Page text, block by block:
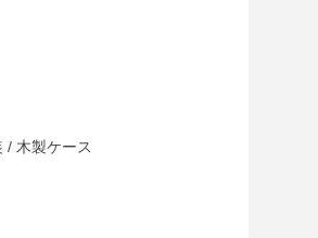
/ 木製ケース